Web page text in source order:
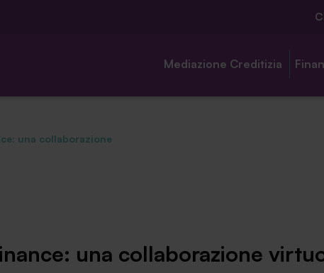
Contatti
Mediazione Creditizia
una collaborazione
una collaborazione